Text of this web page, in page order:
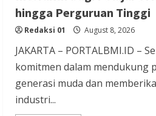
Pengacara Didakwa
dengan Skema
Redaksi 01 August 8, 2026
hingga Perguruan Tinggi
Redaksi 01 August 8, 2026
JAKARTA – PORTALBMI.ID –
komitmen dalam mendukung
generasi muda dan
industri...